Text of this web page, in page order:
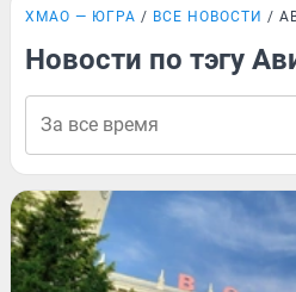
ХМАО — ЮГРА ВСЕ НОВОСТИ
Новости по тэгу